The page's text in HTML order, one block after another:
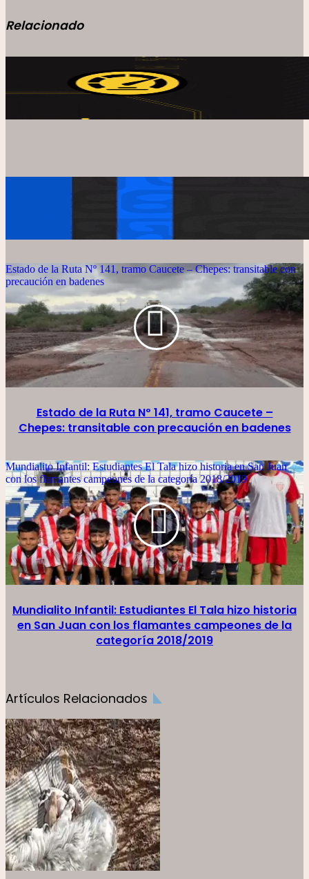
Relacionado
Estado de la Ruta Nº 141, tramo Caucete – Chepes: transitable con
precaución en badenes
Estado de la Ruta Nº 141, tramo Caucete –
Chepes: transitable con precaución en badenes
Mundialito Infantil: Estudiantes El Tala hizo historia en San Juan
con los flamantes campeones de la categoría 2018/2019
Mundialito Infantil: Estudiantes El Tala hizo historia
en San Juan con los flamantes campeones de la
categoría 2018/2019
Artículos Relacionados